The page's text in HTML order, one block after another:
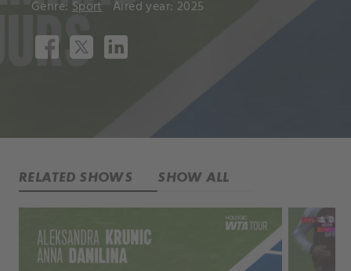
Genre: Sport Aired year: 2025
RELATED SHOWS SHOW ALL